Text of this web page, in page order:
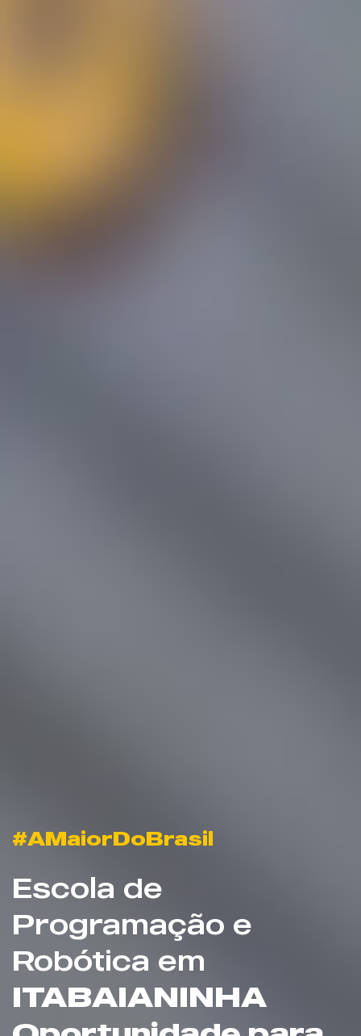
#AMaiorDoBrasil
Escola de
Programação e
Robótica em
ITABAIANINHA